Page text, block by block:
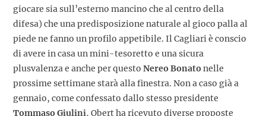
giocare sia sull’esterno mancino che al centro della
difesa) che una predisposizione naturale al gioco palla al
piede ne fanno un profilo appetibile. Il Cagliari è conscio
di avere in casa un mini-tesoretto e una sicura
plusvalenza e anche per questo Nereo Bonato nelle
prossime settimane starà alla finestra. Non a caso già a
gennaio, come confessato dallo stesso presidente
Tommaso Giulini, Obert ha ricevuto diverse proposte